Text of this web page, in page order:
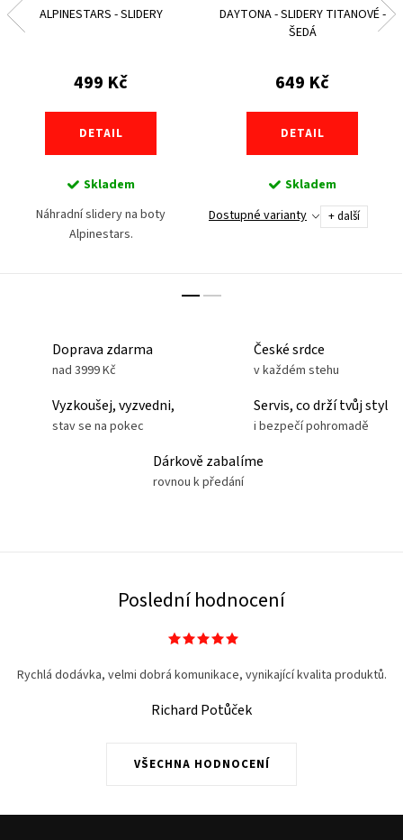
ALPINESTARS - SLIDERY
499 Kč
DETAIL
Skladem
Náhradní slidery na boty
Alpinestars.
DAYTONA - SLIDERY TITANOVÉ -
ŠEDÁ
649 Kč
DETAIL
Skladem
Dostupné varianty
+ další
Doprava zdarma
nad 3999 Kč
České srdce
v každém stehu
Vyzkoušej, vyzvedni,
stav se na pokec
Servis, co drží tvůj styl
i bezpečí pohromadě
Dárkově zabalíme
rovnou k předání
Poslední hodnocení
VŠECHNA HODNOCENÍ
Rychlá dodávka, velmi dobrá komunikace, vynikající kvalita produktů.
Richard Potůček